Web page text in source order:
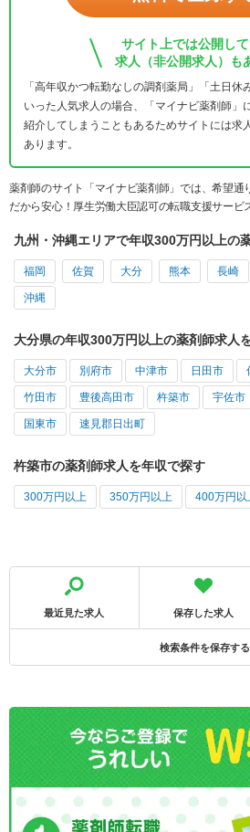
サイト上では公開し
求人（非公開求人）も
「高年収かつ転勤なしの調剤薬局」「土日休
いった人気求人の場合、「マイナビ薬剤師」
紹介してしまうこともあるためサイトには求
あります。
薬剤師のサイト「マイナビ薬剤師」では、希望通
だから安心！厚生労働大臣認可の転職支援サービ
九州・沖縄エリアで年収300万円以上の
福岡 佐賀 大分 熊本 長崎
沖縄
大分県の年収300万円以上の薬剤師求人
大分市 別府市 中津市 日田市
竹田市 豊後高田市 杵築市 宇佐市
国東市 速見郡日出町
杵築市の薬剤師求人を年収で探す
300万円以上 350万円以上 400万円以
最近見た求人 保存した求人
検索条件を保存する